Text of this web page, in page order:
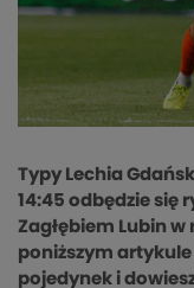
Typy Lechia
14:45 odbędzie się
Zagłębiem Lubin
poniższym
pojedynek i